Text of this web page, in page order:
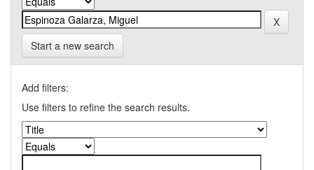
Start a new search
Add filters:
Use filters to refine the search results.